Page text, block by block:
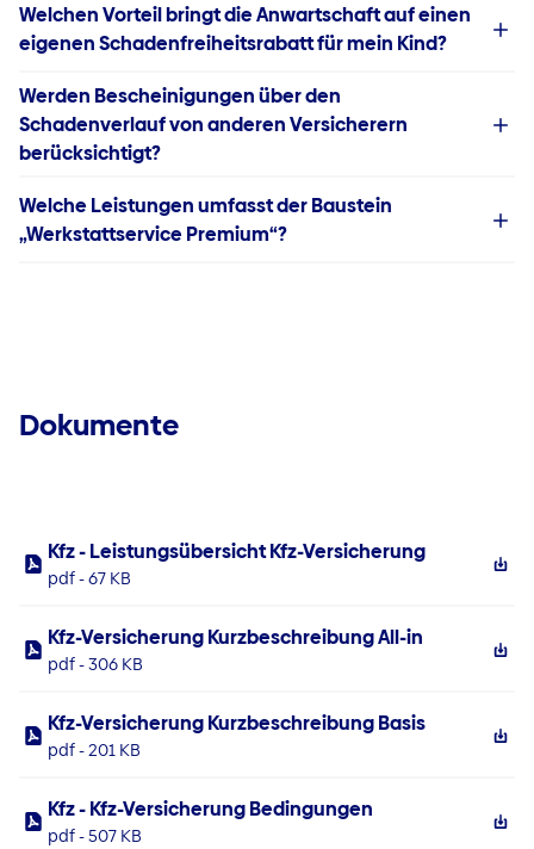
Welchen Vorteil bringt die Anwartschaft auf einen
eigenen Schadenfreiheitsrabatt für mein Kind?
Werden Bescheinigungen über den
Schadenverlauf von anderen Versicherern
berücksichtigt?
Welche Leistungen umfasst der Baustein
„Werkstattservice Premium“?
Dokumente
Kfz - Leistungsübersicht Kfz-Versicherung
pdf - 67 KB
Kfz-Versicherung Kurzbeschreibung All-in
pdf - 306 KB
Kfz-Versicherung Kurzbeschreibung Basis
pdf - 201 KB
Kfz - Kfz-Versicherung Bedingungen
pdf - 507 KB